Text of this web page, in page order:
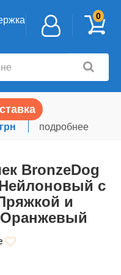
0
подробнее
BronzeDog
c
и